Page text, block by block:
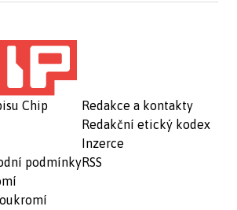
Chip
podmínky
Redakce a kontakty
Redakční etický kodex
Inzerce
RSS